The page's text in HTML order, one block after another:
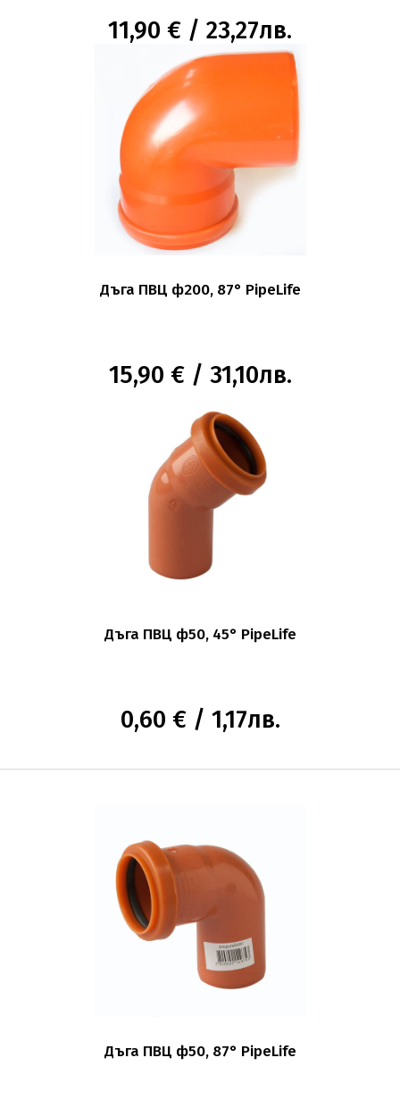
11,90 € / 23,27лв.
Дъга ПВЦ ф200, 87° PipeLife
15,90 € / 31,10лв.
Дъга ПВЦ ф50, 45° PipeLife
0,60 € / 1,17лв.
Дъга ПВЦ ф50, 87° PipeLife